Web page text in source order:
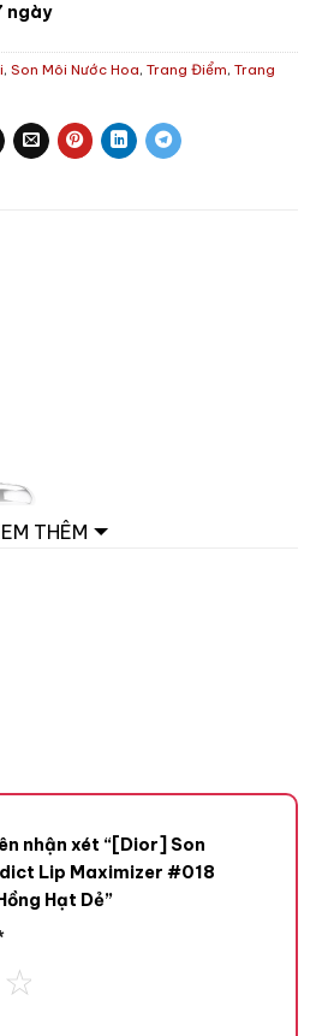
ngày
, Son Môi Nước Hoa, Trang Điểm, Trang
THÊM
nhận xét “[Dior] Son
Lip Maximizer #018
Hạt Dẻ”